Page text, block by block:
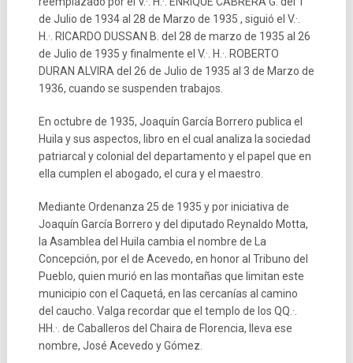
de Julio de 1934 al 28 de Marzo de 1935 , siguió el V.·.
H.·. RICARDO DUSSAN B. del 28 de marzo de 1935 al 26
de Julio de 1935 y finalmente el V.·. H.·. ROBERTO
DURAN ALVIRA del 26 de Julio de 1935 al 3 de Marzo de
1936, cuando se suspenden trabajos.
En octubre de 1935, Joaquín García Borrero publica el
Huila y sus aspectos, libro en el cual analiza la sociedad
patriarcal y colonial del departamento y el papel que en
ella cumplen el abogado, el cura y el maestro.
Mediante Ordenanza 25 de 1935 y por iniciativa de
Joaquín García Borrero y del diputado Reynaldo Motta,
la Asamblea del Huila cambia el nombre de La
Concepción, por el de Acevedo, en honor al Tribuno del
Pueblo, quien murió en las montañas que limitan este
municipio con el Caquetá, en las cercanías al camino
del caucho. Valga recordar que el templo de los QQ.·.
HH.·. de Caballeros del Chaira de Florencia, lleva ese
nombre, José Acevedo y Gómez.